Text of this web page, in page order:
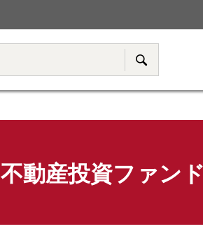
サイト内
不動産投資ファン